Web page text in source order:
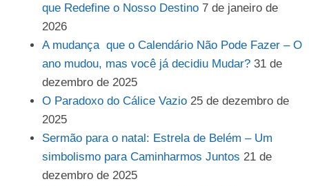
que Redefine o Nosso Destino 7 de janeiro de
2026
A mudança que o Calendário Não Pode Fazer – O
ano mudou, mas você já decidiu Mudar? 31 de
dezembro de 2025
O Paradoxo do Cálice Vazio 25 de dezembro de
2025
Sermão para o natal: Estrela de Belém – Um
simbolismo para Caminharmos Juntos 21 de
dezembro de 2025